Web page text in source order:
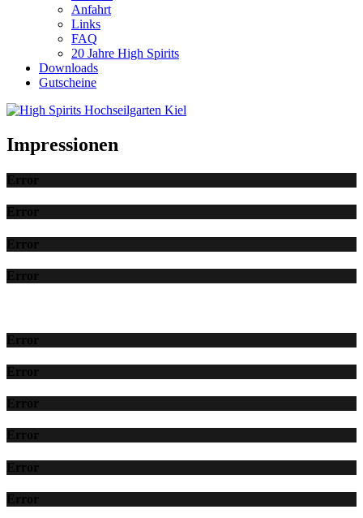
Anfahrt
Links
FAQ
20 Jahre High Spirits
Downloads
Gutscheine
Impressionen
Error
Error
Error
Error
Error
Error
Error
Error
Error
Error